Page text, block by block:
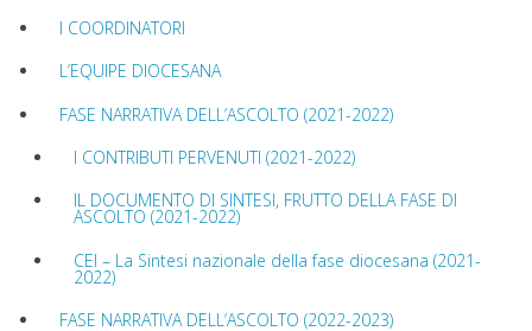
I COORDINATORI
L’EQUIPE DIOCESANA
FASE NARRATIVA DELL’ASCOLTO (2021-2022)
I CONTRIBUTI PERVENUTI (2021-2022)
IL DOCUMENTO DI SINTESI, FRUTTO DELLA FASE DI
ASCOLTO (2021-2022)
CEI – La Sintesi nazionale della fase diocesana (2021-
2022)
FASE NARRATIVA DELL’ASCOLTO (2022-2023)